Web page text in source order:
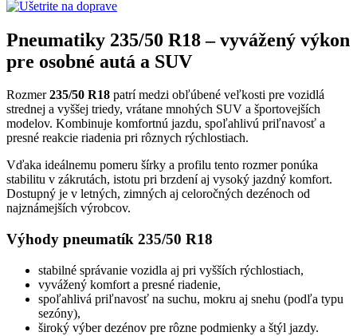
Pneumatiky 235/50 R18 – vyvážený výkon
pre osobné autá a SUV
Rozmer235/50 R18 patrí medzi obľúbené veľkosti pre vozidlá
strednej a vyššej triedy, vrátane mnohých SUV a športovejších
modelov. Kombinuje komfortnú jazdu, spoľahlivú priľnavosť a
presné reakcie riadenia pri rôznych rýchlostiach.
Vďaka ideálnemu pomeru šírky a profilu tento rozmer ponúka
stabilitu v zákrutách, istotu pri brzdení aj vysoký jazdný komfort.
Dostupný je v letných, zimných aj celoročných dezénoch od
najznámejších výrobcov.
Výhody pneumatík 235/50 R18
stabilné správanie vozidla aj pri vyšších rýchlostiach,
vyvážený komfort a presné riadenie,
spoľahlivá priľnavosť na suchu, mokru aj snehu (podľa typu
sezóny),
široký výber dezénov pre rôzne podmienky a štýl jazdy.